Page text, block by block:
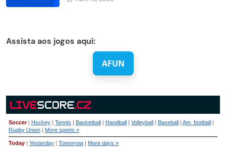
Assista aos jogos aqui:
AFUN